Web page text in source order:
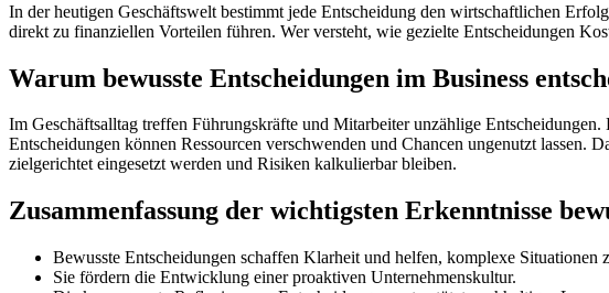
In der heutigen Geschäftswelt bestimmt jede Entscheidung den wirtschaftlichen
direkt zu finanziellen Vorteilen führen. Wer versteht, wie gezielte Entscheidungen
Warum bewusste Entscheidungen im Business
Im Geschäftsalltag treffen Führungskräfte und Mitarbeiter unzählige
Entscheidungen können Ressourcen verschwenden und Chancen ungenutzt lassen.
zielgerichtet eingesetzt werden und Risiken kalkulierbar bleiben.
Zusammenfassung der wichtigsten Erkenntnisse
Bewusste Entscheidungen schaffen Klarheit und helfen, komplexe Situationen
Sie fördern die Entwicklung einer proaktiven Unternehmenskultur.